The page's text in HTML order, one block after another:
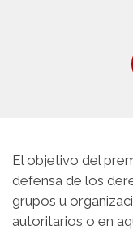
El objetivo del
defensa de los
grupos u
autoritarios o en